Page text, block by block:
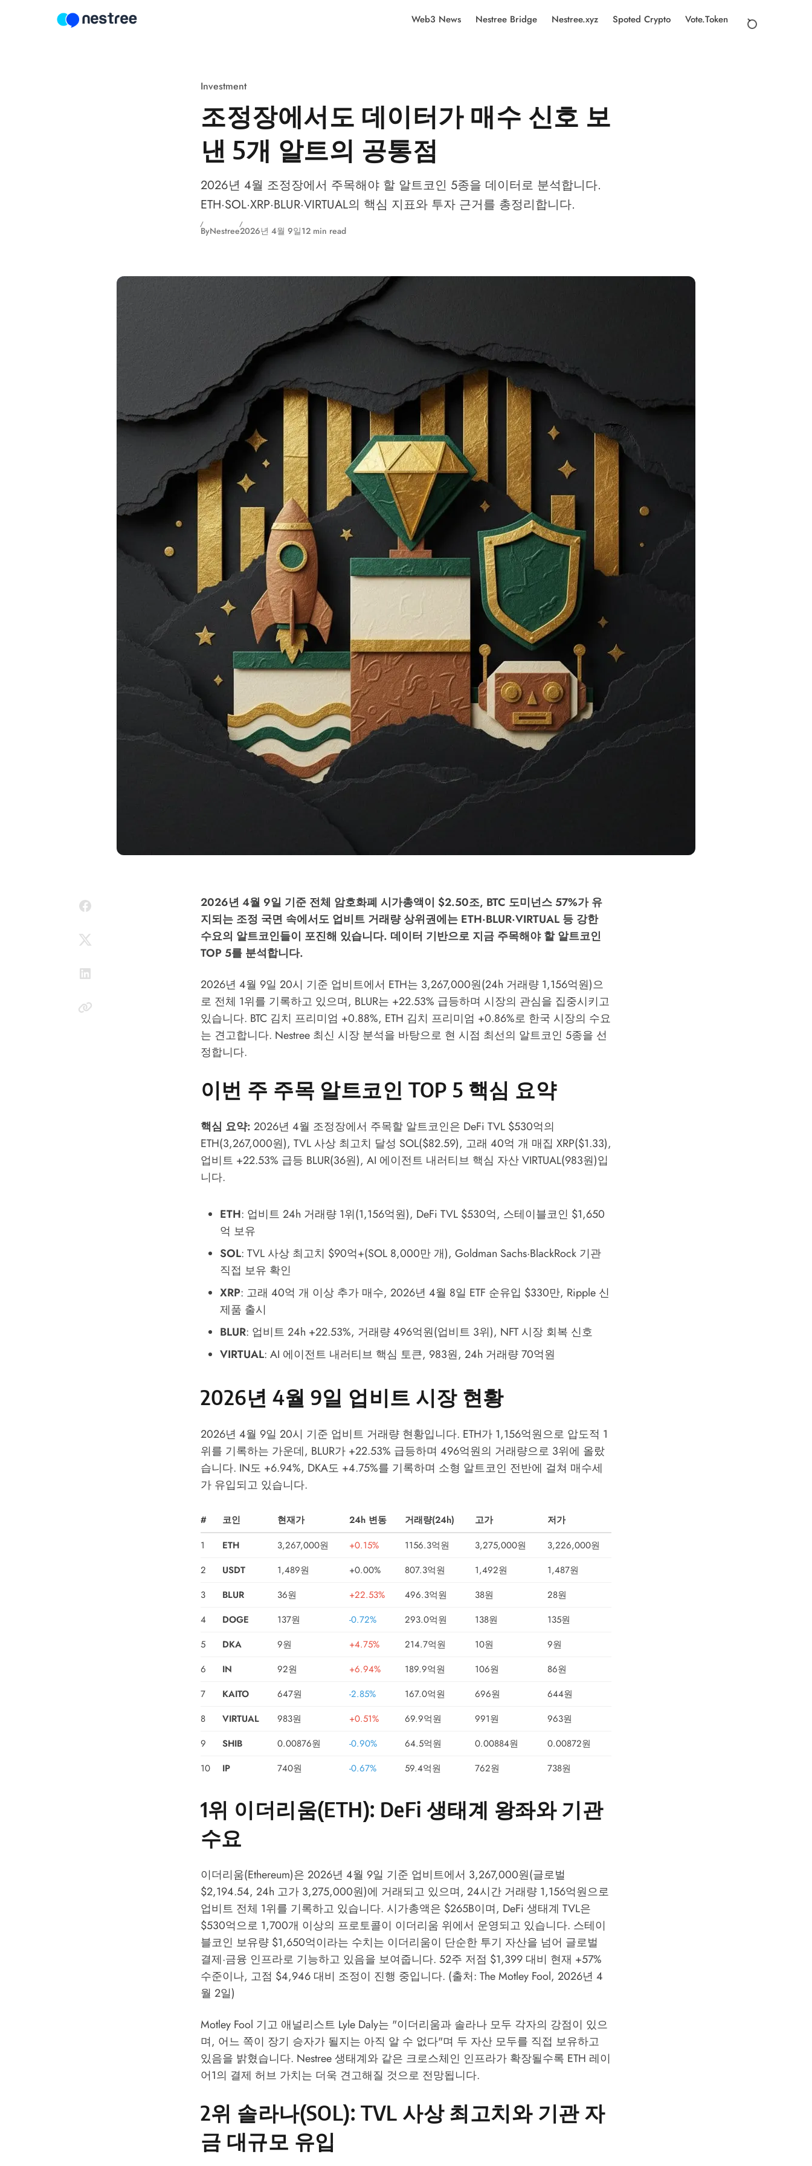
Web3 News Nestree Bridge Nestree.xyz Spoted Crypto Vote.Token
Investment
조정장에서도 데이터가 매수 신호 보
낸 5개 알트의 공통점
2026년 4월 조정장에서 주목해야 할 알트코인 5종을 데이터로 분석합니다.
ETH·SOL·XRP·BLUR·VIRTUAL의 핵심 지표와 투자 근거를 총정리합니다.
ByNestree2026년 4월 9일12 min read
2026년 4월 9일 기준 전체 암호화폐 시가총액이 $2.50조, BTC 도미넌스 57%가 유
지되는 조정 국면 속에서도 업비트 거래량 상위권에는 ETH·BLUR·VIRTUAL 등 강한
수요의 알트코인들이 포진해 있습니다. 데이터 기반으로 지금 주목해야 할 알트코인
TOP 5를 분석합니다.
2026년 4월 9일 20시 기준 업비트에서 ETH는 3,267,000원(24h 거래량 1,156억원)으
로 전체 1위를 기록하고 있으며, BLUR는 +22.53% 급등하며 시장의 관심을 집중시키고
있습니다. BTC 김치 프리미엄 +0.88%, ETH 김치 프리미엄 +0.86%로 한국 시장의 수요
는 견고합니다. Nestree 최신 시장 분석을 바탕으로 현 시점 최선의 알트코인 5종을 선
정합니다.
이번 주 주목 알트코인 TOP 5 핵심 요약
핵심 요약: 2026년 4월 조정장에서 주목할 알트코인은 DeFi TVL $530억의
ETH(3,267,000원), TVL 사상 최고치 달성 SOL($82.59), 고래 40억 개 매집 XRP($1.33),
업비트 +22.53% 급등 BLUR(36원), AI 에이전트 내러티브 핵심 자산 VIRTUAL(983원)입
니다.
ETH: 업비트 24h 거래량 1위(1,156억원), DeFi TVL $530억, 스테이블코인 $1,650
억 보유
SOL: TVL 사상 최고치 $90억+(SOL 8,000만 개), Goldman Sachs·BlackRock 기관
직접 보유 확인
XRP: 고래 40억 개 이상 추가 매수, 2026년 4월 8일 ETF 순유입 $330만, Ripple 신
제품 출시
BLUR: 업비트 24h +22.53%, 거래량 496억원(업비트 3위), NFT 시장 회복 신호
VIRTUAL: AI 에이전트 내러티브 핵심 토큰, 983원, 24h 거래량 70억원
2026년 4월 9일 업비트 시장 현황
2026년 4월 9일 20시 기준 업비트 거래량 현황입니다. ETH가 1,156억원으로 압도적 1
위를 기록하는 가운데, BLUR가 +22.53% 급등하며 496억원의 거래량으로 3위에 올랐
습니다. IN도 +6.94%, DKA도 +4.75%를 기록하며 소형 알트코인 전반에 걸쳐 매수세
가 유입되고 있습니다.
# 코인 현재가 24h 변동 거래량(24h) 고가
저가
1
ETH 3,267,000원 +0.15% 1156.3억원 3,275,000원
3,226,000원
2
USDT 1,489원 +0.00% 807.3억원 1,492원
1,487원
3
BLUR 36원 +22.53% 496.3억원 38원
28원
4
DOGE 137원 -0.72% 293.0억원 138원
135원
5
DKA 9원 +4.75% 214.7억원 10원
9원
6
IN 92원 +6.94% 189.9억원 106원
86원
7
KAITO 647원 -2.85% 167.0억원 696원
644원
8
VIRTUAL 983원 +0.51% 69.9억원 991원
963원
9
SHIB 0.00876원 -0.90% 64.5억원 0.00884원
0.00872원
10
IP 740원 -0.67% 59.4억원 762원 738원
1위 이더리움(ETH): DeFi 생태계 왕좌와 기관
수요
이더리움(Ethereum)은 2026년 4월 9일 기준 업비트에서 3,267,000원(글로벌
$2,194.54, 24h 고가 3,275,000원)에 거래되고 있으며, 24시간 거래량 1,156억원으로
업비트 전체 1위를 기록하고 있습니다. 시가총액은 $265B이며, DeFi 생태계 TVL은
$530억으로 1,700개 이상의 프로토콜이 이더리움 위에서 운영되고 있습니다. 스테이
블코인 보유량 $1,650억이라는 수치는 이더리움이 단순한 투기 자산을 넘어 글로벌
결제·금융 인프라로 기능하고 있음을 보여줍니다. 52주 저점 $1,399 대비 현재 +57%
수준이나, 고점 $4,946 대비 조정이 진행 중입니다. (출처: The Motley Fool, 2026년 4
월 2일)
Motley Fool 기고 애널리스트 Lyle Daly는 "이더리움과 솔라나 모두 각자의 강점이 있으
며, 어느 쪽이 장기 승자가 될지는 아직 알 수 없다"며 두 자산 모두를 직접 보유하고
있음을 밝혔습니다. Nestree 생태계와 같은 크로스체인 인프라가 확장될수록 ETH 레이
어1의 결제 허브 가치는 더욱 견고해질 것으로 전망됩니다.
2위 솔라나(SOL): TVL 사상 최고치와 기관 자
금 대규모 유입